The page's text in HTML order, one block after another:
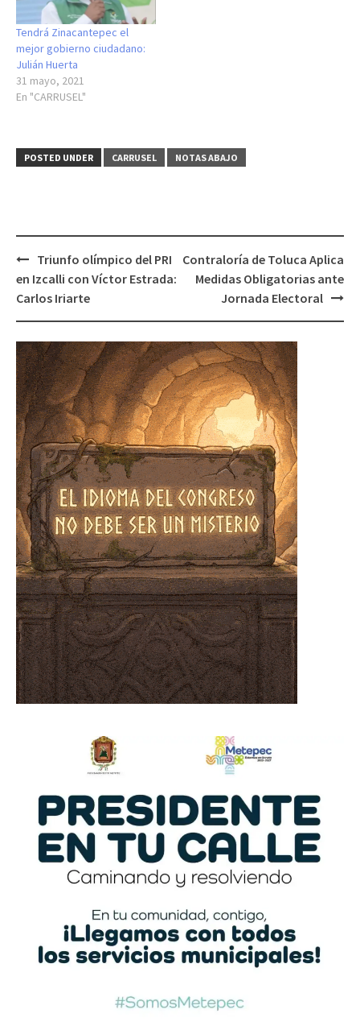
Tendrá Zinacantepec el
mejor gobierno ciudadano:
Julián Huerta
31 mayo, 2021
En "CARRUSEL"
POSTED UNDER CARRUSEL NOTAS ABAJO
Post
navigation
Triunfo olímpico del PRI
en Izcalli con Víctor Estrada:
Carlos Iriarte
Contraloría de Toluca Aplica
Medidas Obligatorias ante
Jornada Electoral